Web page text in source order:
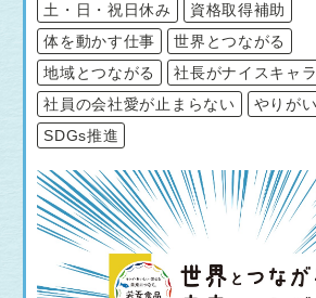
土・日・祝日休み
資格取得補助
体を動かす仕事
世界とつながる
地域とつながる
社長がナイスキャラ
社員の会社愛が止まらない
やりが
SDGs推進